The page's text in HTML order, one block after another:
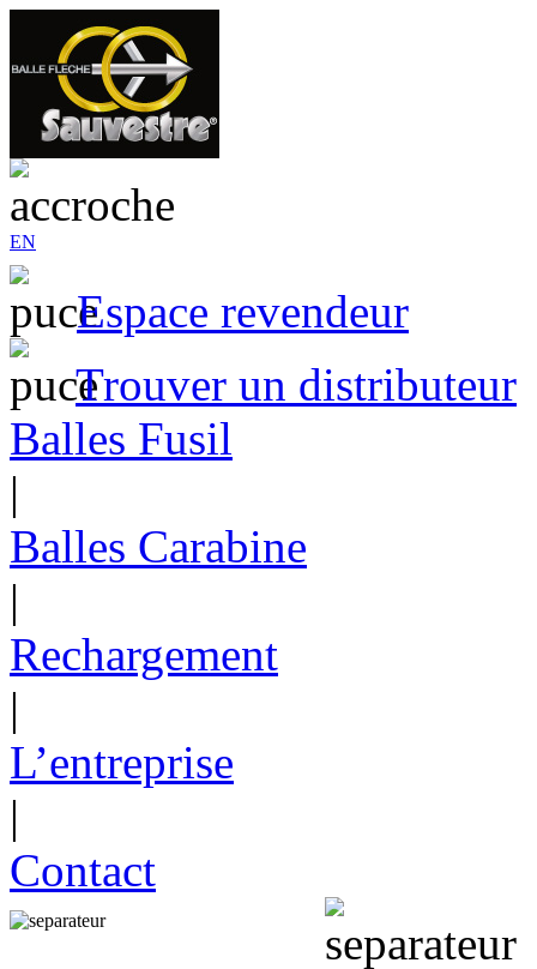
EN
Espace revendeur
Trouver un distributeur
Balles Fusil
|
Balles Carabine
|
Rechargement
|
L’entreprise
|
Contact